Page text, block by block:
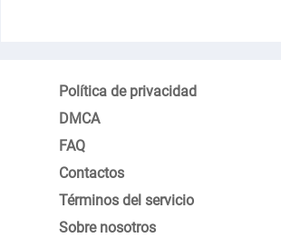
Política de privacidad
DMCA
FAQ
Contactos
Términos del servicio
Sobre nosotros